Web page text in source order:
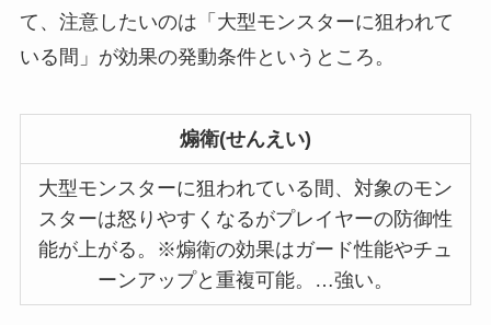
て、注意したいのは「大型モンスターに狙われて
いる間」が効果の発動条件というところ。
煽衛(せんえい)
大型モンスターに狙われている間、対象のモン
スターは怒りやすくなるがプレイヤーの防御性
能が上がる。※煽衛の効果はガード性能やチュ
ーンアップと重複可能。…強い。